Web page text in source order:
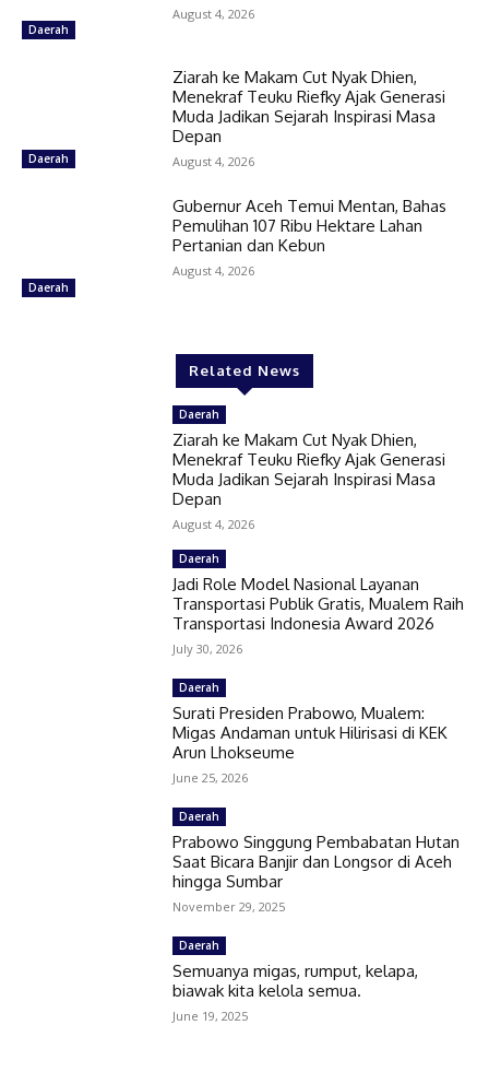
Daerah
August 4, 2026
Daerah
Ziarah ke Makam Cut Nyak Dhien,
Menekraf Teuku Riefky Ajak Generasi
Muda Jadikan Sejarah Inspirasi Masa
Depan
August 4, 2026
Daerah
Gubernur Aceh Temui Mentan, Bahas
Pemulihan 107 Ribu Hektare Lahan
Pertanian dan Kebun
August 4, 2026
Related News
Daerah
Ziarah ke Makam Cut Nyak Dhien,
Menekraf Teuku Riefky Ajak Generasi
Muda Jadikan Sejarah Inspirasi Masa
Depan
August 4, 2026
Daerah
Jadi Role Model Nasional Layanan
Transportasi Publik Gratis, Mualem Raih
Transportasi Indonesia Award 2026
July 30, 2026
Daerah
Surati Presiden Prabowo, Mualem:
Migas Andaman untuk Hilirisasi di KEK
Arun Lhokseume
June 25, 2026
Daerah
Prabowo Singgung Pembabatan Hutan
Saat Bicara Banjir dan Longsor di Aceh
hingga Sumbar
November 29, 2025
Daerah
Semuanya migas, rumput, kelapa,
biawak kita kelola semua.
June 19, 2025